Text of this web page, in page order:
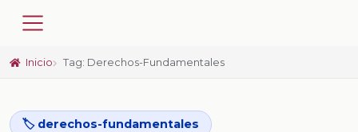
Inicio Tag: Derechos-Fundamentales
🏷️ derechos-fundamentales